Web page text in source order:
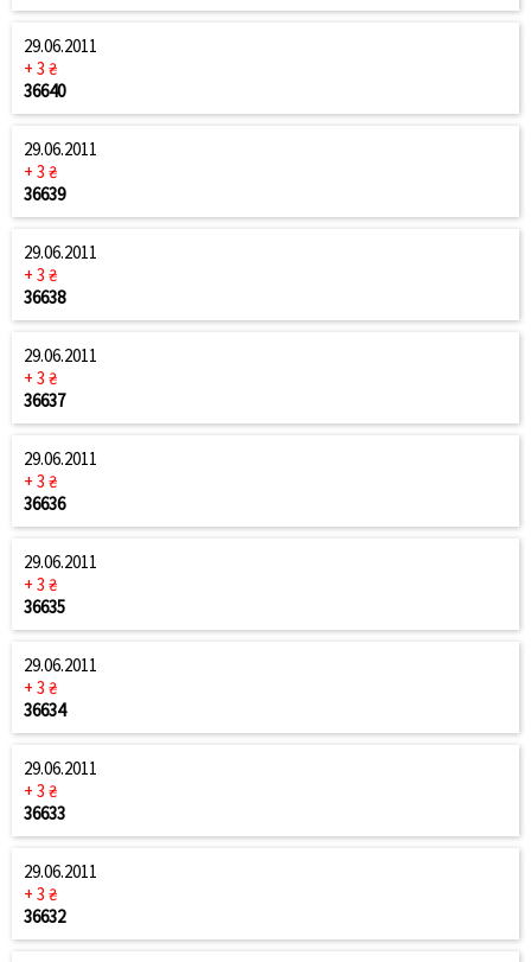
29.06.2011
+ 3 ₴
36640
29.06.2011
+ 3 ₴
36639
29.06.2011
+ 3 ₴
36638
29.06.2011
+ 3 ₴
36637
29.06.2011
+ 3 ₴
36636
29.06.2011
+ 3 ₴
36635
29.06.2011
+ 3 ₴
36634
29.06.2011
+ 3 ₴
36633
29.06.2011
+ 3 ₴
36632